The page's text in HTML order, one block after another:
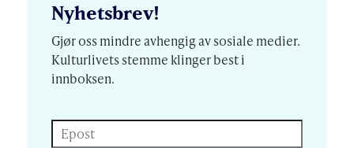
Nyhetsbrev!
Gjør oss mindre avhengig av sosiale medier.
Kulturlivets stemme klinger best i
innboksen.
Epost